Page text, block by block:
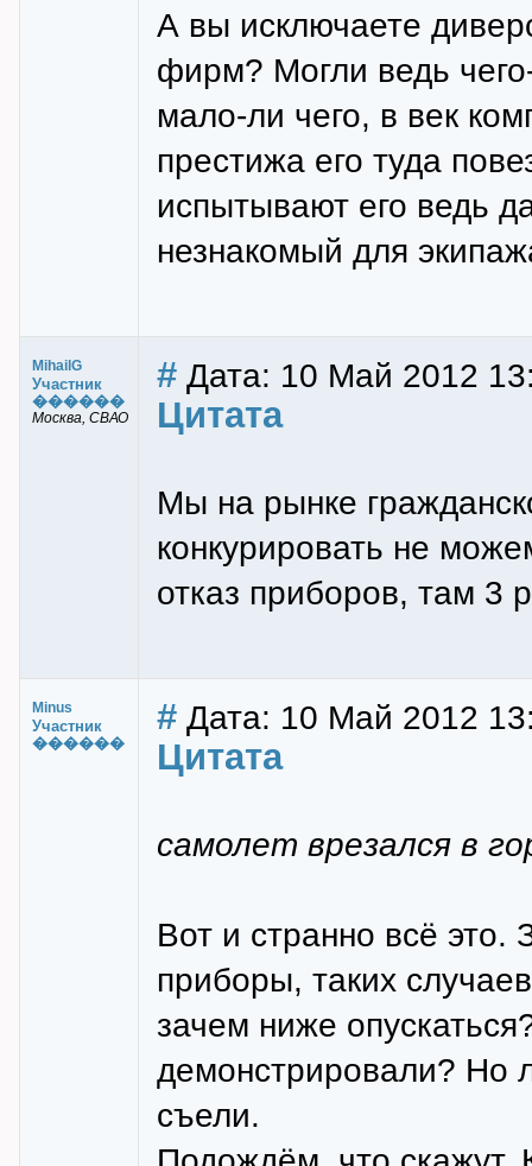
А вы исключаете
фирм? Могли ведь
мало-ли чего, в век
престижа его туда
испытывают его ведь
незнакомый для
MihailG
Участник
������
Москва, СВАО
# Дата: 10 Май 2012
Цитата
Мы на рынке
конкурировать не
отказ приборов, там 3
Minus
Участник
������
# Дата: 10 Май 2012
Цитата
самолет врезался в
Вот и странно всё
приборы, таких
зачем ниже
демонстрировали? Но
съели.